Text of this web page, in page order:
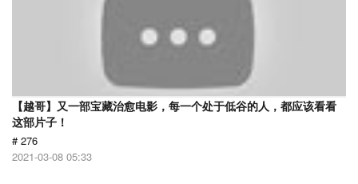
【越哥】又一部宝藏治愈电影，每一个处于低谷的人，都应该看看
这部片子！
# 276
2021-03-08 05:33